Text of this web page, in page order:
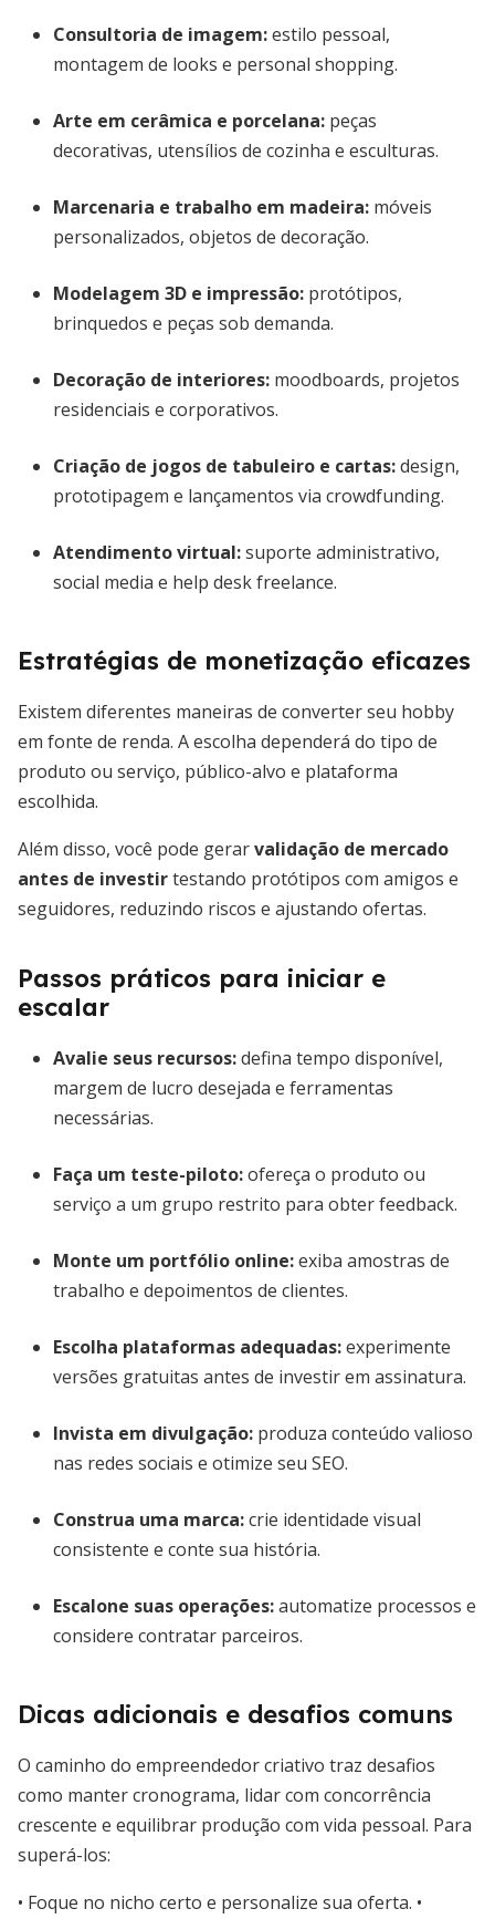
Consultoria de imagem:estilo pessoal,
montagem de looks e personal shopping.
Arte em cerâmica e porcelana: peças
decorativas, utensílios de cozinha e esculturas.
Marcenaria e trabalho em madeira: móveis
personalizados, objetos de decoração.
Modelagem 3D e impressão: protótipos,
brinquedos e peças sob demanda.
Decoração de interiores: moodboards, projetos
residenciais e corporativos.
Criação de jogos de tabuleiro e cartas:design,
prototipagem e lançamentos via crowdfunding.
Atendimento virtual:suporte administrativo,
social media e help desk freelance.
Estratégias de monetização eficazes
Existem diferentes maneiras de converter seu hobby
em fonte de renda. A escolha dependerá do tipo de
produto ou serviço, público-alvo e plataforma
escolhida.
Além disso, você pode gerarvalidação de mercado
antes de investirtestando protótipos com amigos e
seguidores, reduzindo riscos e ajustando ofertas.
Passos práticos para iniciar e
escalar
Avalie seus recursos:defina tempo disponível,
margem de lucro desejada e ferramentas
necessárias.
Faça um teste-piloto:ofereça o produto ou
serviço a um grupo restrito para obter feedback.
Monte um portfólio online:exiba amostras de
trabalho e depoimentos de clientes.
Escolha plataformas adequadas:experimente
versões gratuitas antes de investir em assinatura.
Invista em divulgação: produza conteúdo valioso
nas redes sociais e otimize seu SEO.
Construa uma marca:crie identidade visual
consistente e conte sua história.
Escalone suas operações:automatize processos e
considere contratar parceiros.
Dicas adicionais e desafios comuns
O caminho do empreendedor criativo traz desafios
como manter cronograma, lidar com concorrência
crescente e equilibrar produção com vida pessoal. Para
superá-los:
• Foque no nicho certo e personalize sua oferta. •